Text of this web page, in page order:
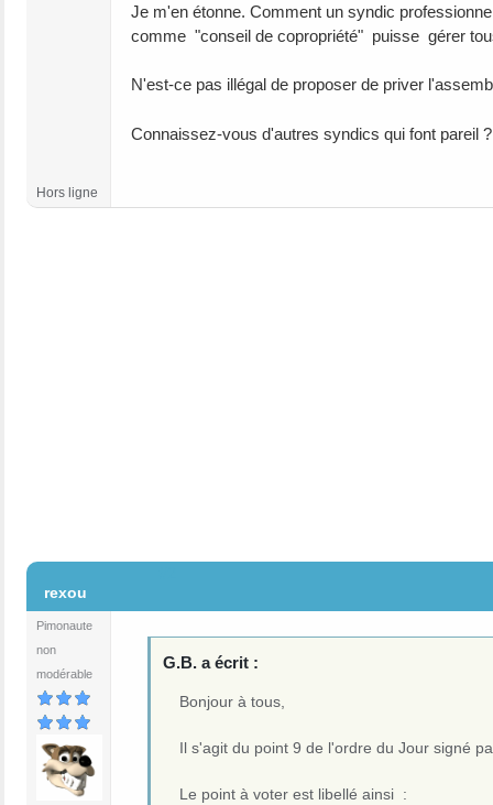
Je m'en étonne. Comment un syndic
comme "conseil de copropriété" puisse gérer
N'est-ce pas illégal de proposer de priver
Connaissez-vous d'autres syndics qui font pareil ?
Hors ligne
rexou
Pimonaute
non
modérable
G.B. a écrit :
Bonjour à tous,
Il s'agit du point 9 de l'ordre du Jour signé
Le point à voter est libellé ainsi :